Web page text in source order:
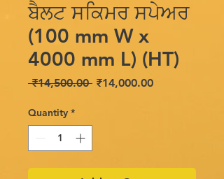
ਬੈਲਟ ਸਕਿਮਰ ਸਪੇਅਰ
(100 mm W x
4000 mm L) (HT)
₹14,500.00 Regular
₹14,000.00Sale
Quantity *